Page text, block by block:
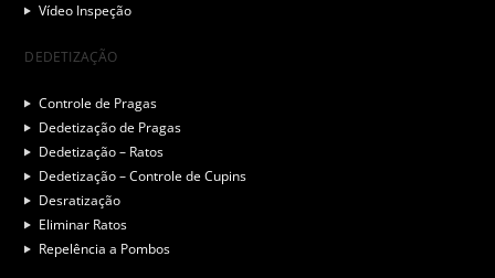
Vídeo Inspeção
DEDETIZAÇÃO
Controle de Pragas
Dedetização de Pragas
Dedetização – Ratos
Dedetização – Controle de Cupins
Desratização
Eliminar Ratos
Repelência a Pombos